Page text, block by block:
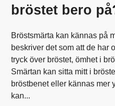
bröstet bero
Bröstsmärta kan kännas på
beskriver det som att de har
tryck över bröstet, ömhet i
Smärtan kan sitta mitt i
bröstbenet eller kännas mer
kan...